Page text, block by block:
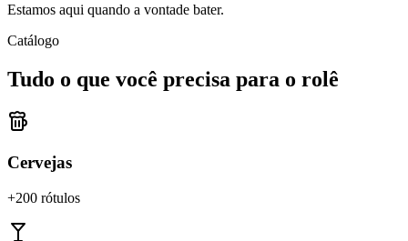
Estamos aqui quando a vontade bater.
Catálogo
Tudo o que você precisa para o rolê
Cervejas
+200 rótulos